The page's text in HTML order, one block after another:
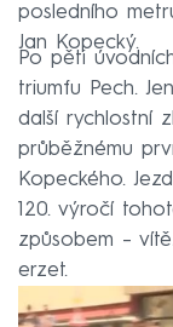
posledního
Jan Kopecký.
Po pěti
triumfu Pech.
další rychlostní
průběžnému
Kopeckého.
120. výročí
způsobem –
erzet.